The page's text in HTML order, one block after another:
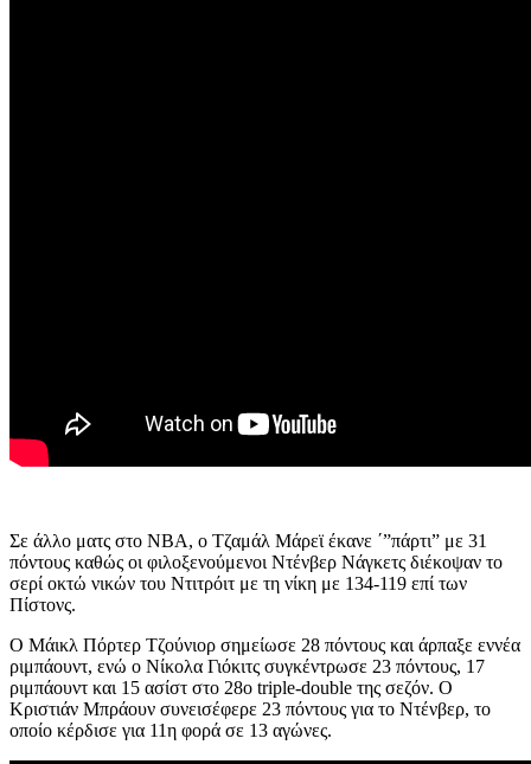
Σε άλλο ματς στο ΝΒΑ, ο Τζαμάλ Μάρεϊ έκανε ΄”πάρτι” με 31
πόντους καθώς οι φιλοξενούμενοι Ντένβερ Νάγκετς διέκοψαν το
σερί οκτώ νικών του Ντιτρόιτ με τη νίκη με 134-119 επί των
Πίστονς.
Ο Μάικλ Πόρτερ Τζούνιορ σημείωσε 28 πόντους και άρπαξε εννέα
ριμπάουντ, ενώ ο Νίκολα Γιόκιτς συγκέντρωσε 23 πόντους, 17
ριμπάουντ και 15 ασίστ στο 28ο triple-double της σεζόν. Ο
Κριστιάν Μπράουν συνεισέφερε 23 πόντους για το Ντένβερ, το
οποίο κέρδισε για 11η φορά σε 13 αγώνες.